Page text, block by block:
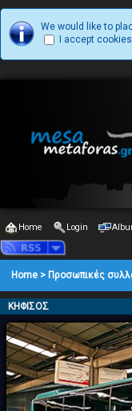
We would like to
I accept
Home Login
Home > Προσωπικές
ΚΗΦΙΣΟΣ